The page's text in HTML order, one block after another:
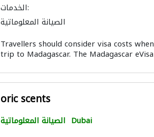
الخدمات:
الصيانة المعلوماتية
Travellers should consider visa costs
trip to Madagascar. The Madagascar eVisa
oric scents
الصيانة المعلوماتية Dubai